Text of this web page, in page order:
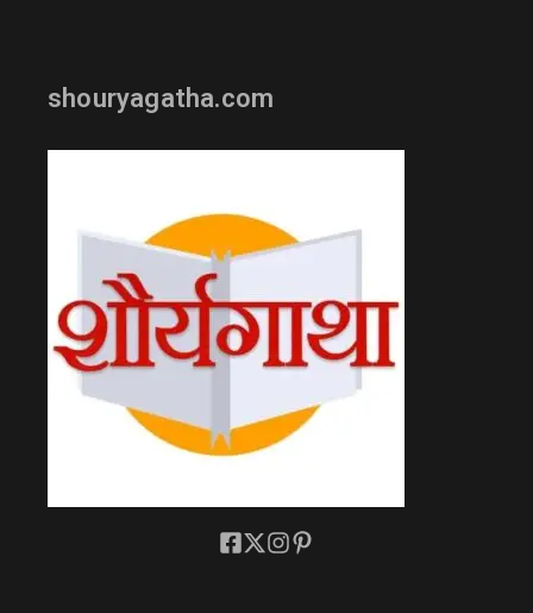
shouryagatha.com